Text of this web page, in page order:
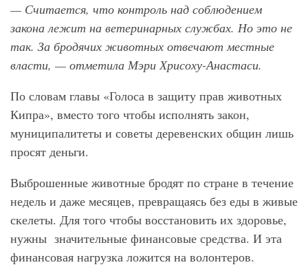
— Считается, что контроль над соблюдением
закона лежит на ветеринарных службах. Но это не
так. За бродячих животных отвечают местные
власти, — отметила Мэри Хрисоху-Анастаси.
По словам главы «Голоса в защиту прав животных
Кипра», вместо того чтобы исполнять закон,
муниципалитеты и советы деревенских общин лишь
просят деньги.
Выброшенные животные бродят по стране в течение
недель и даже месяцев, превращаясь без еды в живые
скелеты. Для того чтобы восстановить их здоровье,
нужны значительные финансовые средства. И эта
финансовая нагрузка ложится на волонтеров.